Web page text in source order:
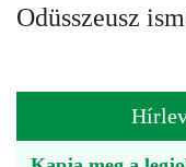
Odüsszeusz